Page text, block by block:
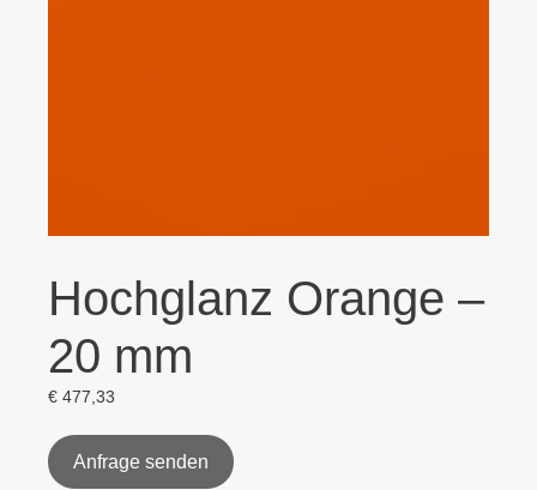
Hochglanz Orange –
20 mm
€ 477,33
Anfrage senden